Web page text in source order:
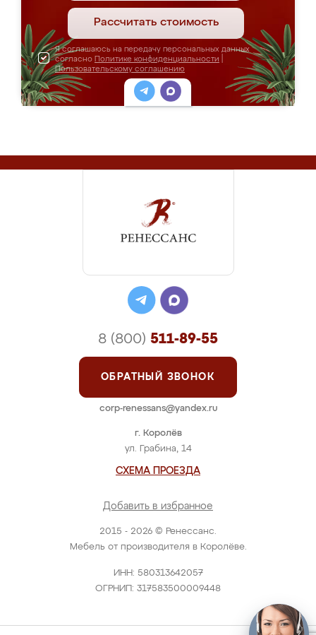
Рассчитать стоимость
Я соглашаюсь на передачу персональных данных
согласно Политике конфиденциальности
Пользовательскому соглашению
2015 - 2026 © Ренессанс.
Мебель от производителя в Королёве.
ИНН: 580313642057
ОГРНИП: 317583500009448
г. Королёв
ул. Грабина, 14
СХЕМА ПРОЕЗДА
Добавить в избранное
8 (800) 511-89-55
ОБРАТНЫЙ ЗВОНОК
corp-renessans@yandex.ru